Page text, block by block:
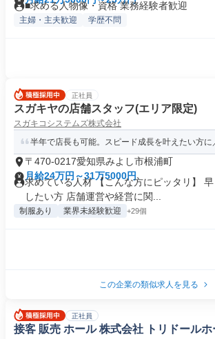
■求める人物像・資格 業務経験者歓迎
主婦・主夫歓迎 学歴不問
正社員
スガキヤの店舗スタッフ(エリア限定)
スガキコシステムズ株式会社
半年で店長も可能。スピード成長を叶えたい方に
〒470-0217愛知県みよし市根浦町
月給24万円～31万5000円
求めている人材 【こんな方にピッタリ】
したい方 店舗運営や経営に関...
制服あり 業界未経験歓迎 +29個
この企業の類似求人を見る
正社員
接客 販売 ホール 株式会社 トリドール